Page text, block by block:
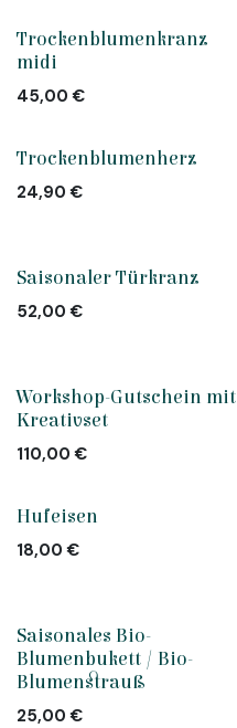
Trockenblumenkranz
midi
45,00 €
Trockenblumenherz
24,90 €
Saisonaler Türkranz
52,00 €
Workshop-Gutschein mit
Kreativset
110,00 €
Hufeisen
18,00 €
Saisonales Bio-
Blumenbukett / Bio-
Blumenstrauß
25,00 €